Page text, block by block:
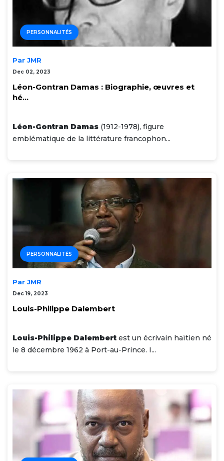
PERSONNALITÉS
Par JMR
Dec 02, 2023
Léon-Gontran Damas : Biographie, œuvres et
hé...
Léon-Gontran Damas (1912-1978), figure
emblématique de la littérature francophon...
PERSONNALITÉS
Par JMR
Dec 19, 2023
Louis-Philippe Dalembert
Louis-Philippe Dalembert est un écrivain haïtien né
le 8 décembre 1962 à Port-au-Prince. I...